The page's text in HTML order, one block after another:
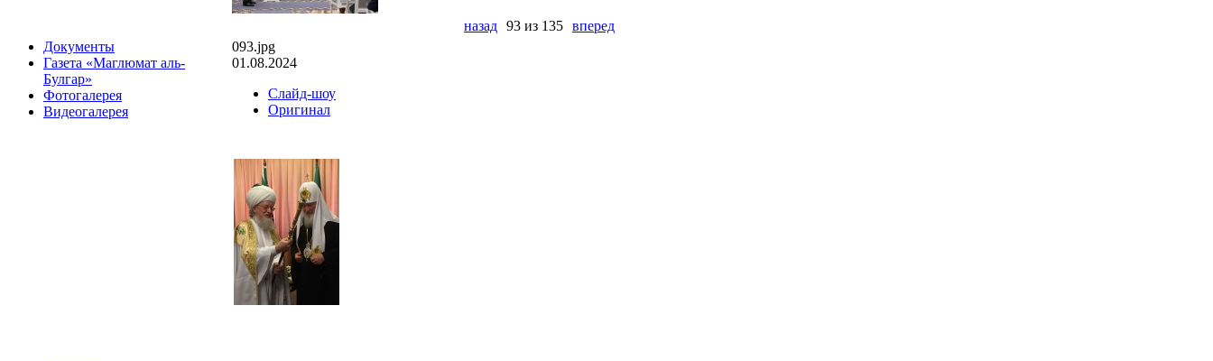
Документы
Газета «Маглюмат аль-
Булгар»
Фотогалерея
Видеогалерея
назад 93 из 135 вперед
093.jpg
01.08.2024
Слайд-шоу
Оригинал